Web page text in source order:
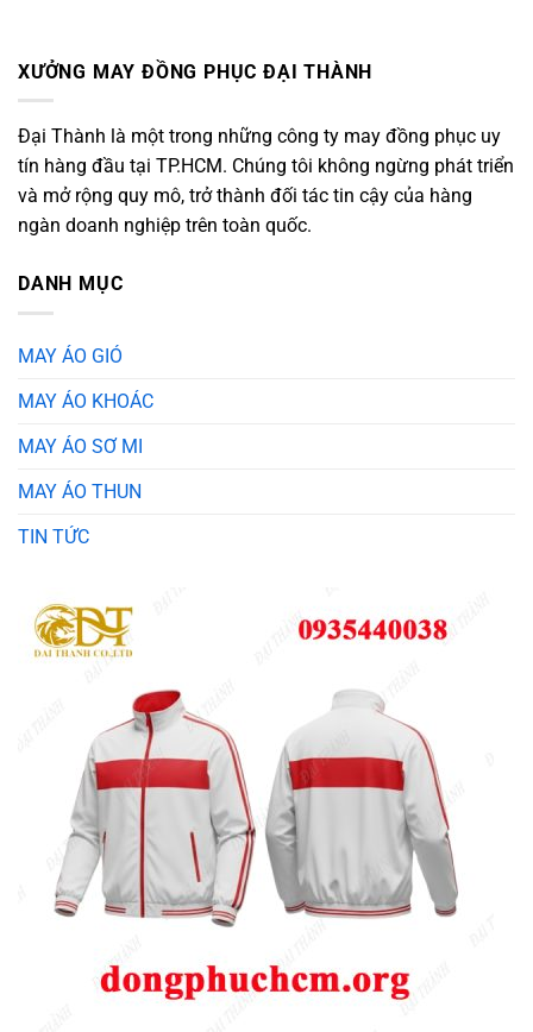
XƯỞNG MAY ĐỒNG PHỤC ĐẠI THÀNH
Đại Thành là một trong những công ty may đồng phục uy
tín hàng đầu tại TP.HCM. Chúng tôi không ngừng phát triển
và mở rộng quy mô, trở thành đối tác tin cậy của hàng
ngàn doanh nghiệp trên toàn quốc.
DANH MỤC
MAY ÁO GIÓ
MAY ÁO KHOÁC
MAY ÁO SƠ MI
MAY ÁO THUN
TIN TỨC